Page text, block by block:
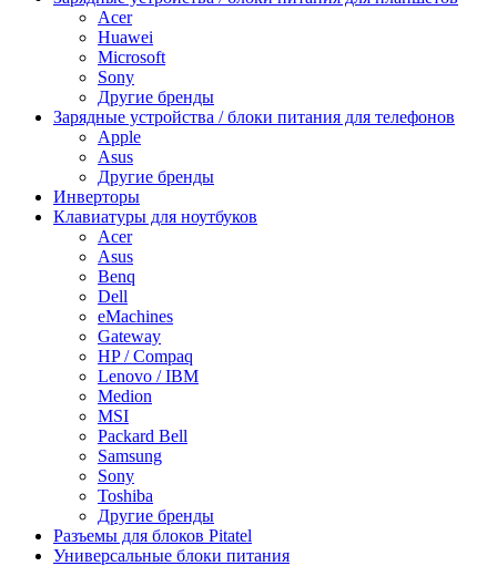
Acer
Huawei
Microsoft
Sony
Другие бренды
Зарядные устройства / блоки питания для телефонов
Apple
Asus
Другие бренды
Инверторы
Клавиатуры для ноутбуков
Acer
Asus
Benq
Dell
eMachines
Gateway
HP / Compaq
Lenovo / IBM
Medion
MSI
Packard Bell
Samsung
Sony
Toshiba
Другие бренды
Разъемы для блоков Pitatel
Универсальные блоки питания